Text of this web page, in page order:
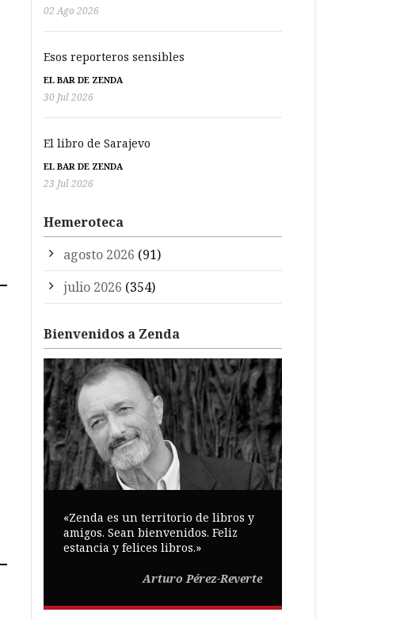
02 Ago 2026
Esos reporteros sensibles
EL BAR DE ZENDA
30 Jul 2026
El libro de Sarajevo
EL BAR DE ZENDA
23 Jul 2026
Hemeroteca
agosto 2026 (91)
julio 2026 (354)
Bienvenidos a Zenda
«Zenda es un territorio de libros y
amigos. Sean bienvenidos. Feliz
estancia y felices libros.»
Arturo Pérez-Reverte